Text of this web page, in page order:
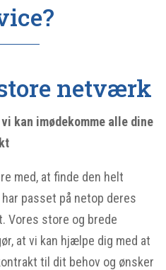
netværk
kan imødekomme alle dine
med, at finde den helt
passet på netop deres
Vores store og brede
at vi kan hjælpe dig med at
til dit behov og ønsker